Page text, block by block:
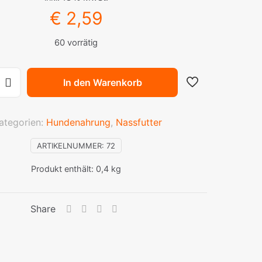
€ 2,59
60 vorrätig
In den Warenkorb
Produkt enthält: 0,4 kg
ARTIKELNUMMER: 72
Hundenahrung, Nassfutter
Share